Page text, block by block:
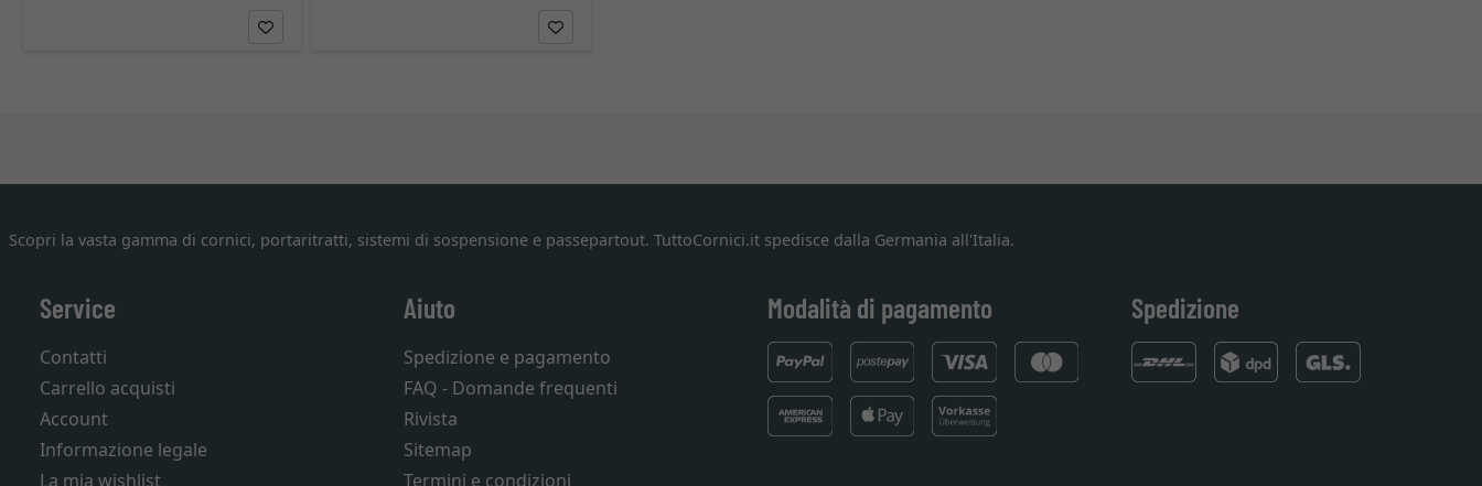
Scopri la vasta gamma di cornici, portaritratti, sistemi di sospensione e passepartout. TuttoCornici.it spedisce dalla Germania all'Italia.
Service
Contatti
Carrello acquisti
Account
Informazione legale
La mia wishlist
Aiuto
Spedizione e pagamento
FAQ - Domande frequenti
Rivista
Sitemap
Termini e condizioni
Modalità di pagamento Spedizione